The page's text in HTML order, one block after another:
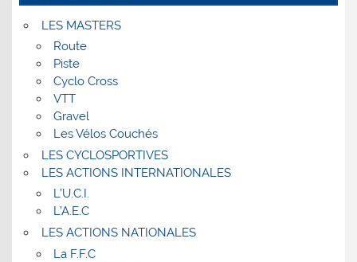
LES MASTERS
Route
Piste
Cyclo Cross
VTT
Gravel
Les Vélos Couchés
LES CYCLOSPORTIVES
LES ACTIONS INTERNATIONALES
L’U.C.I.
L’A.E.C
LES ACTIONS NATIONALES
La F.F.C